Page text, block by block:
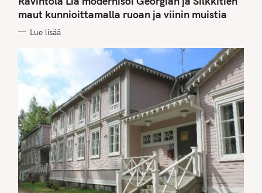
E
G
O
I
maut kunnioittamalla ruoan ja viinin muistia
Lue lisää